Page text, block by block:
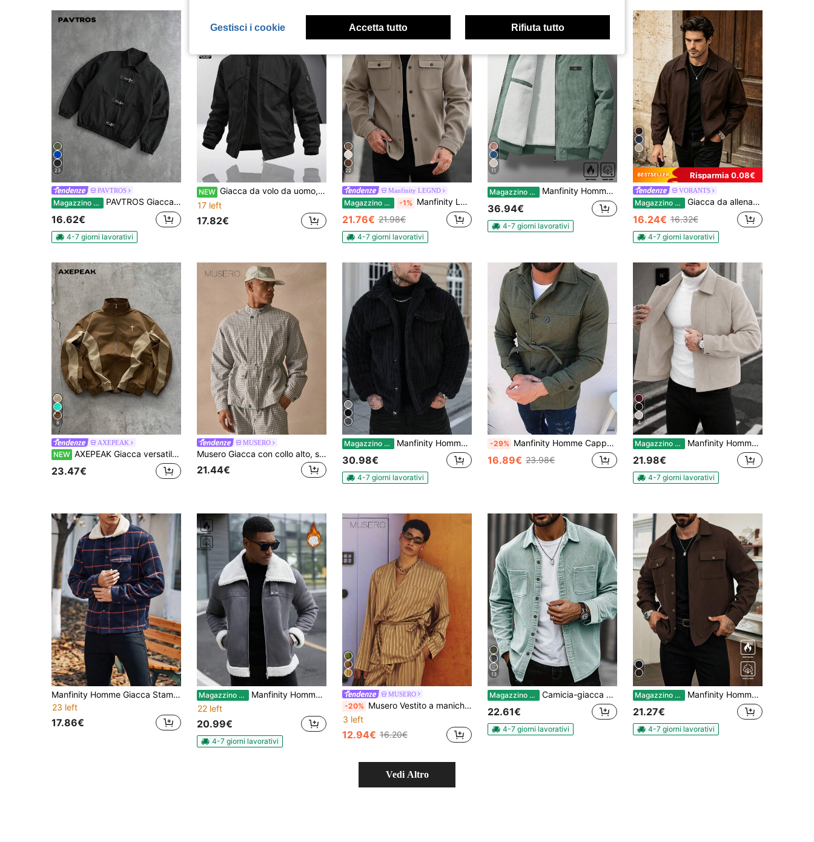
23
PAVTROS
Magazzino EU PAVTROS Giacca casual a maniche lunghe da uomo con chiusura a bottoni a pressione
16.62€
4-7 giorni lavorativi
NEW Giacca da volo da uomo, linee pulite, cerniera liscia, polsini e orlo elastici, stile casual vintage americano da strada, adatta per l'ufficio e facile da abbinare
17 left
17.82€
22
Manfinity LEGND
Magazzino EU -1% Manfinity LEGND Giacca casual in misto lana a tinta unita, manica lunga, monopetto con tasche, per uomo, adatta per autunno/inverno
21.76€ 21.98€
4-7 giorni lavorativi
11
Magazzino EU Manfinity Homme Giacca casual con cerniera, manica lunga, tasche, fodera termica, design semplice per uso quotidiano, adatta per autunno e inverno, in velluto a coste
36.94€
4-7 giorni lavorativi
7
Risparmia 0.08€
VORANTS
Magazzino EU Giacca da allenamento da uomo in poliestere sottile, colore unito, stile casual autunnale, semplice e versatile, con collo a revers, capospalla da uomo
16.24€ 16.32€
4-7 giorni lavorativi
8
AXEPEAK
NEW AXEPEAK Giacca versatile da uomo con ricamo, colore a contrasto e chiusura con cerniera, maniche lunghe
23.47€
MUSERO
Musero Giacca con collo alto, stampa a quadri su tutta la superficie, con bottoni e dettagli, maniche lunghe, spalle scese, essenziale per la primavera e l'estate
21.44€
Magazzino EU Manfinity Homme Giacca in flanella con dettaglio patta e bottoni davanti, giacca semplice con bottoni davanti, maniche lunghe, tasche, casual per uso quotidiano, autunno e inverno, regalo per il fidanzato, per uscire, cappotto foderato in teddy, streetwear, stile americano retrò, grunge
30.98€
4-7 giorni lavorativi
-29% Manfinity Homme Cappotto Lungo Doppio Petto Con Cintura Per Uomo
16.89€ 23.98€
4
Magazzino EU Manfinity Homme Giacca casual grigia in lana con colletto e bottoni da uomo, stile maturo e casual, vestibilità regular, ideale per Ognissanti, Natale, uscite quotidiane e riunioni casual. Giacca corta da uomo, regalo perfetto per fidanzati/mariti per anniversari.
21.98€
4-7 giorni lavorativi
Manfinity Homme Giacca Stampata A Quadri Con Collo E Tasche A Scomparsa Borg Per Uomo Dal Taglio Largo
23 left
17.86€
Magazzino EU
Manfinity Homme Cappotto grigio da uomo Manfinity con colletto e polsini in pelliccia a contrasto, chiusura con zip, giacca casual a maniche lunghe, calore intenso, adatto per autunno e inverno. Il colletto può essere indossato in due modi, rendendolo il regalo perfetto per le vacanze per fidanzati e mariti. Giacca in pile da uomo invernale, giacca grigia
22 left
20.99€
4-7 giorni lavorativi
MUSERO
-20% Musero Vestito a maniche lunghe con tasche frontali, spalle scese, in tessuto a righe stile satin, con cintura in vita, essenziale per la primavera/estate
3 left
12.94€ 16.20€
13
Magazzino EU Camicia-giacca casual da uomo in velluto a coste sottile con doppie tasche applicate, camicia a maniche lunghe minimalista per uso quotidiano, uscite, pendolarismo e streetwear
22.61€
4-7 giorni lavorativi
Magazzino EU Manfinity Homme Cappotto casual a maniche lunghe in maglia, stile old money, per autunno e inverno
21.27€
4-7 giorni lavorativi
Vedi Altro
Gestisci i cookie Accetta tutto Rifiuta tutto